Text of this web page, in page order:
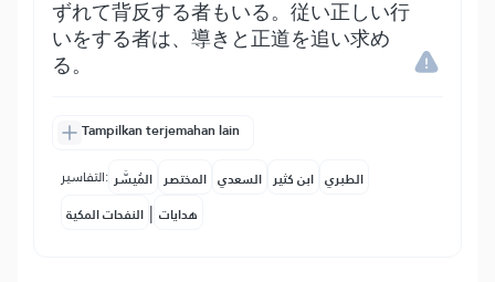
ずれて背反する者もいる。従い正しい行
いをする者は、導きと正道を追い求め
る。
Tampilkan terjemahan lain
التفاسير: المُيسَّر المختصر السعدي ابن كثير الطبري
النفحات المكية | هدايات